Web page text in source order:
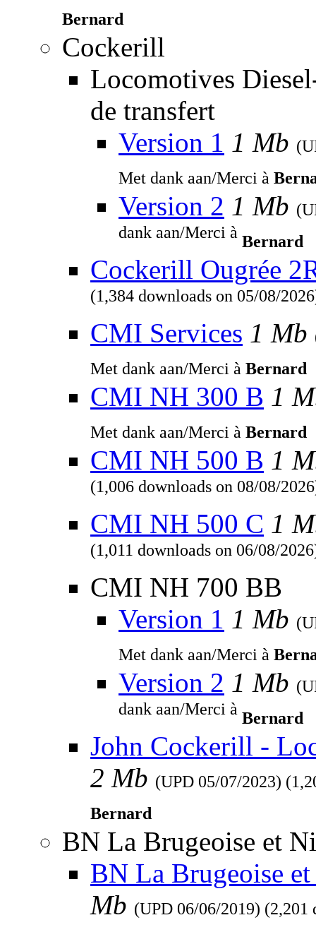
Bernard
Cockerill
Locomotives
de transfert
Version 1 1 Mb
Met dank aan/Merci à
Version 2 1 Mb
dank aan/Merci à Bernard
Cockerill Ougrée
(1,384 downloads on 05/08/
CMI Services 1 Mb
Met dank aan/Merci à Bernard
CMI NH 300 B 1
Met dank aan/Merci à Bernard
CMI NH 500 B 1
(1,006 downloads on 08/08/
CMI NH 500 C 1
(1,011 downloads on 06/08/
CMI NH 700 BB
Version 1 1 Mb
Met dank aan/Merci à
Version 2 1 Mb
dank aan/Merci à Bernard
John Cockerill -
2 Mb (UPD 05/07/2023)
Bernard
BN La Brugeoise et
BN La Brugeoise
Mb (UPD 06/06/2019) (2,201